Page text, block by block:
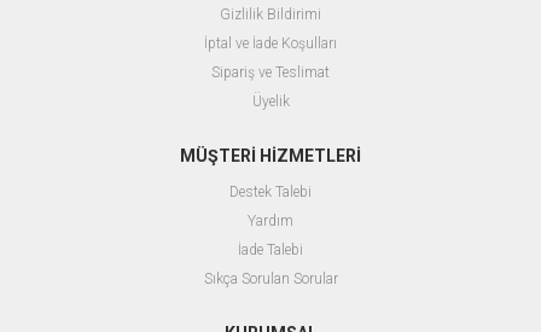
Gizlilik Bildirimi
İptal ve İade Koşulları
Sipariş ve Teslimat
Üyelik
MÜŞTERİ HİZMETLERİ
Destek Talebi
Yardım
İade Talebi
Sıkça Sorulan Sorular